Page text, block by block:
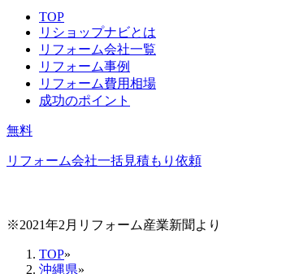
TOP
リショップナビとは
リフォーム会社一覧
リフォーム事例
リフォーム費用相場
成功のポイント
無料
リフォーム会社一括見積もり依頼
※2021年2月リフォーム産業新聞より
TOP»
沖縄県»